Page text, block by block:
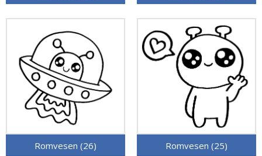
Romvesen (26) Romvesen (25)